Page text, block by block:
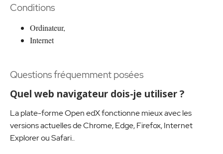
Conditions
Ordinateur,
Internet
Questions fréquemment posées
Quel web navigateur dois-je utiliser ?
La plate-forme Open edX fonctionne mieux avec les
versions actuelles de Chrome, Edge, Firefox, Internet
Explorer ou Safari..